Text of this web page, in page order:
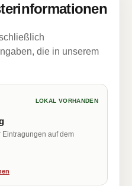
die in unserem
LOKAL VORHANDEN
auf dem